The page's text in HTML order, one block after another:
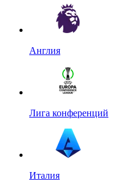
Англия
Лига конференций
Италия